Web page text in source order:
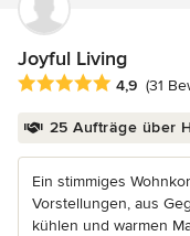
Joyful Living
Durchschnittliche
4,9 (31
25 Aufträge über
Ein stimmiges
Vorstellungen, aus
kühlen und warmen